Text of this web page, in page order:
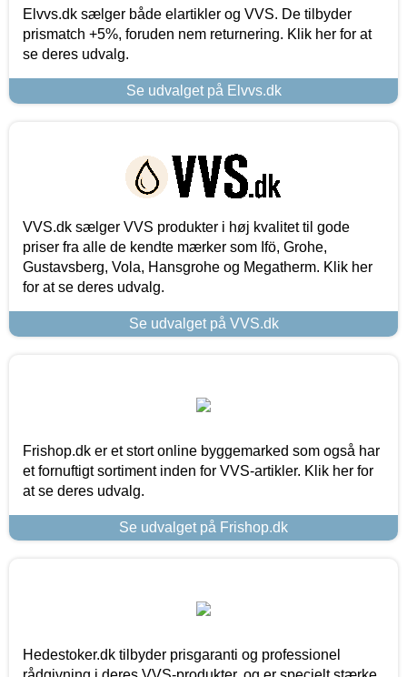
Elvvs.dk sælger både elartikler og VVS. De tilbyder
prismatch +5%, foruden nem returnering. Klik her for at
se deres udvalg.
Se udvalget på Elvvs.dk
VVS.dk sælger VVS produkter i høj kvalitet til gode
priser fra alle de kendte mærker som Ifö, Grohe,
Gustavsberg, Vola, Hansgrohe og Megatherm. Klik her
for at se deres udvalg.
Se udvalget på VVS.dk
Frishop.dk er et stort online byggemarked som også har
et fornuftigt sortiment inden for VVS-artikler. Klik her for
at se deres udvalg.
Se udvalget på Frishop.dk
Hedestoker.dk tilbyder prisgaranti og professionel